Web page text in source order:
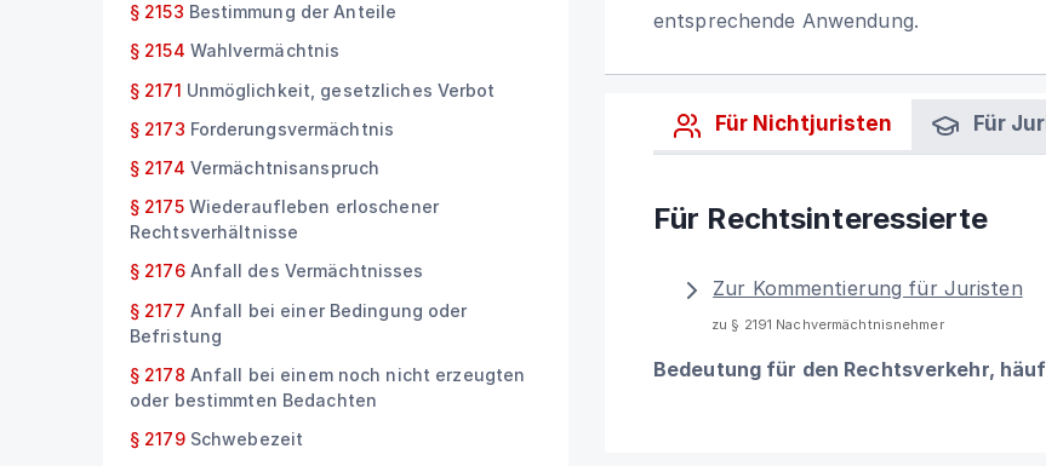
§ 2153 Bestimmung der Anteile
§ 2154 Wahlvermächtnis
§ 2171 Unmöglichkeit, gesetzliches Verbot
§ 2173 Forderungsvermächtnis
§ 2174 Vermächtnisanspruch
§ 2175 Wiederaufleben erloschener
Rechtsverhältnisse
§ 2176 Anfall des Vermächtnisses
§ 2177 Anfall bei einer Bedingung oder
Befristung
§ 2178 Anfall bei einem noch nicht erzeugten
oder bestimmten Bedachten
§ 2179 Schwebezeit
entsprechende Anwendung.
Für Nichtjuristen Für
Für Rechtsinteressierte
Zur Kommentierung für Juristen
zu § 2191 Nachvermächtnisnehmer
Bedeutung für den Rechtsverkehr,